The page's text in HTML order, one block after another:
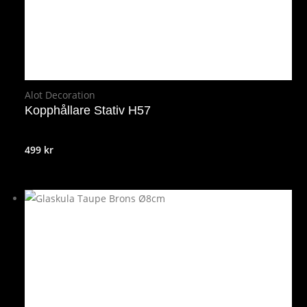
Alot Decoration
Kopphållare Stativ H57
499 kr